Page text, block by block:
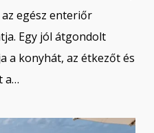
egész enteriőr
Egy jól átgondolt
a konyhát, az étkezőt és
a…